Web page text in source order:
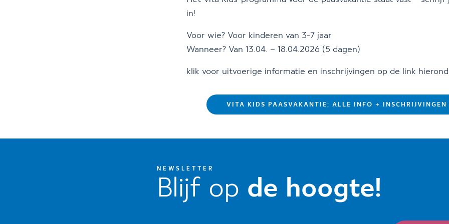
in!
Voor wie? Voor kinderen van 3-7 jaar
Wanneer? Van 13.04. – 18.04.2026 (5 dagen)
klik voor uitvoerige informatie en inschrijvingen op de link
VITA KIDS PAASVAKANTIE: ALLE INFO + INSCHRIJVINGEN
NEWSLETTER
Blijf op de hoogte!